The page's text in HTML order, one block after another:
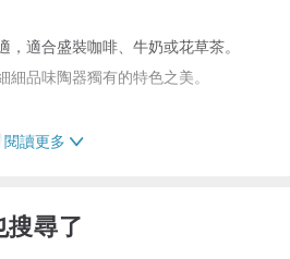
適合盛裝咖啡、牛奶或花草茶。
品味陶器獨有的特色之美。
閱讀更多
尋了